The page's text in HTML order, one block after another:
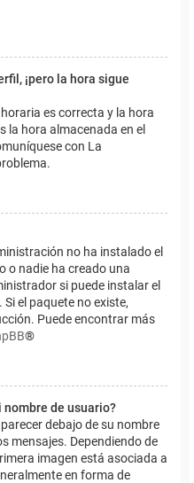
¡pero la hora sigue
es correcta y la hora
la hora almacenada en el
con La
no ha instalado el
o nadie ha creado una
si puede instalar el
el paquete no existe,
Puede encontrar más
®
nombre de usuario?
debajo de su nombre
mensajes. Dependiendo de
imagen está asociada a
en forma de